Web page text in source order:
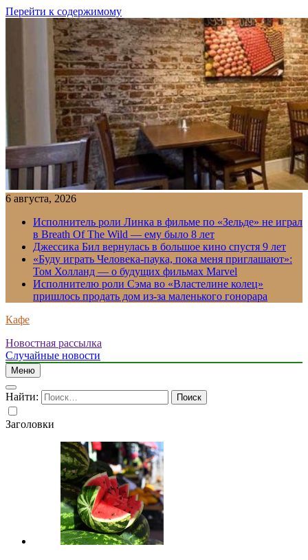
Перейти к содержимому
6 августа, 2026
Исполнитель роли Линка в фильме по «Зельде» не играл
в Breath Of The Wild — ему было 8 лет
Джессика Бил вернулась в большое кино спустя 9 лет
«Буду играть Человека-паука, пока меня приглашают»:
Том Холланд — о будущих фильмах Marvel
Исполнителю роли Сэма во «Властелине колец»
пришлось продать дом из-за маленького гонорара
Кафе
Новостная рассылка
Случайные новости
Меню
Найти:
Заголовки